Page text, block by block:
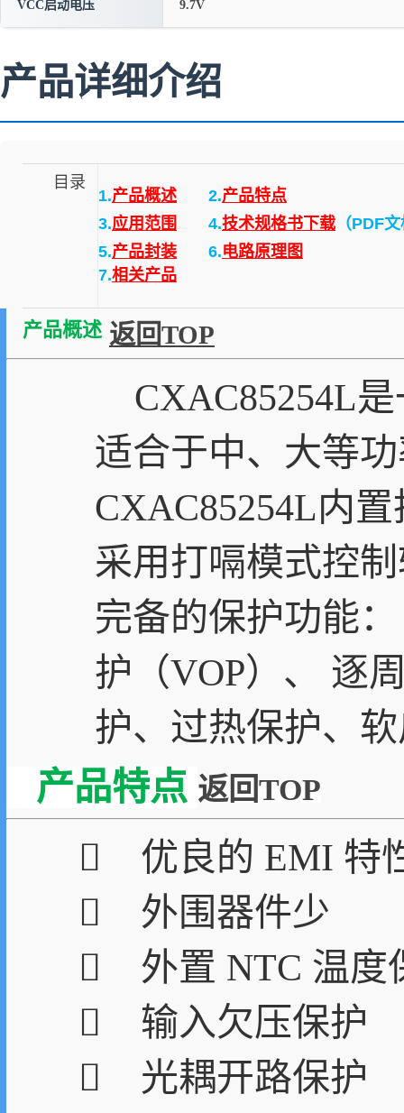
VCC启动电压 9.7V
产品详细介绍
目录
1.产品概述 2.产品特点
3.应用范围 4.技术规格书下载 （PDF
5.产品封装 6.电路原理图
7.相关产品
产品概述 返回TOP
CXAC85254L是
适合于中、大等
CXAC85254L内
采用打嗝模式控
完备的保护功能
护（VOP）、 逐
护、过热保护、
产品特点 返回TOP
 优良的 EMI 特
 外围器件少
 外置 NTC 温度
 输入欠压保护
 光耦开路保护